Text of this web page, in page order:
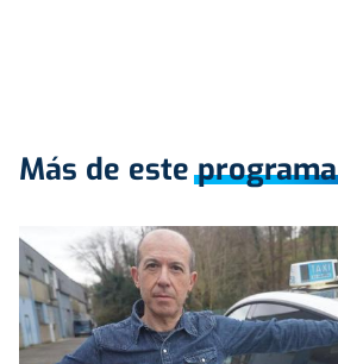
Más de este programa